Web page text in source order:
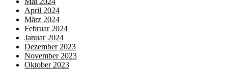
April 2024
März 2024
Februar 2024
Januar 2024
Dezember 2023
November 2023
Oktober 2023